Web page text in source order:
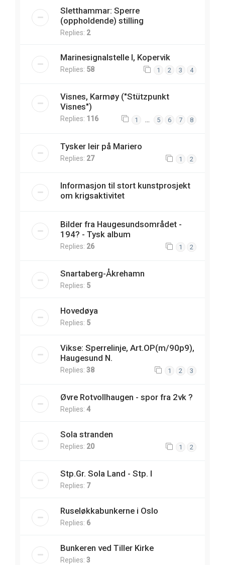
Sletthammar: Sperre
(oppholdende) stilling
Replies: 2
Marinesignalstelle I, Kopervik
Replies: 58 1 2 3 4
Visnes, Karmøy ("Stützpunkt
Visnes")
Replies: 116 1 5 6 7 8
Tysker leir på Mariero
Replies: 27 1 2
Informasjon til stort kunstprosjekt
om krigsaktivitet
Bilder fra Haugesundsområdet -
194? - Tysk album
Replies: 26 1 2
Snartaberg-Åkrehamn
Replies: 5
Hovedøya
Replies: 5
Vikse: Sperrelinje, Art.OP(m/90p9),
Haugesund N.
Replies: 38 1 2 3
Øvre Rotvollhaugen - spor fra 2vk ?
Replies: 4
Sola stranden
Replies: 20 1 2
Stp.Gr. Sola Land - Stp. I
Replies: 7
Ruseløkkabunkerne i Oslo
Replies: 6
Bunkeren ved Tiller Kirke
Replies: 3